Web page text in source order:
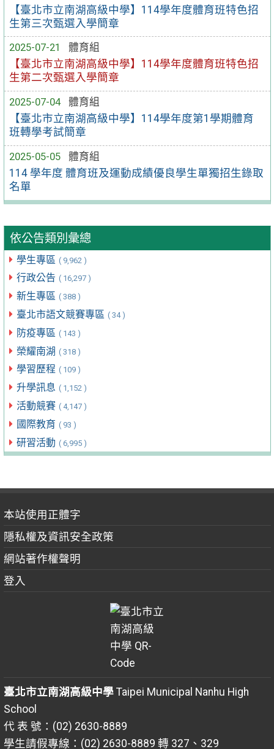
【臺北市立南湖高級中學】114學年度體育班特色招
生第三次甄選入學簡章
2025-07-21
體育組
【臺北市立南湖高級中學】114學年度體育班特色招
生第二次甄選入學簡章
2025-07-04
體育組
【臺北市立南湖高級中學】114學年度第1學期體育
班轉學考試簡章
2025-05-05
體育組
114 學年度 體育班及運動成績優良學生單獨招生錄取
名單
依公告類別彙總
學生專區 ( 9,962 )
行政公告 ( 16,297 )
新生專區 ( 388 )
臺北市語文競賽專區 ( 34 )
防疫專區 ( 143 )
榮耀南湖 ( 318 )
學習歷程 ( 109 )
升學訊息 ( 1,152 )
活動競賽 ( 4,147 )
國際教育 ( 93 )
研習活動 ( 6,995 )
本站使用正體字
隱私權及資訊安全政策
網站著作權聲明
登入
臺北市立南湖高級中學Taipei Municipal Nanhu High
School
代 表 號：(02) 2630-8889
學生請假專線：(02) 2630-8889 轉 327、329